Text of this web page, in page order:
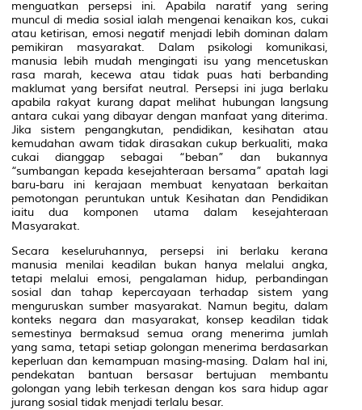
menguatkan persepsi ini. Apabila naratif yang sering
muncul di media sosial ialah mengenai kenaikan kos, cukai
atau ketirisan, emosi negatif menjadi lebih dominan dalam
pemikiran masyarakat. Dalam psikologi komunikasi,
manusia lebih mudah mengingati isu yang mencetuskan
rasa marah, kecewa atau tidak puas hati berbanding
maklumat yang bersifat neutral. Persepsi ini juga berlaku
apabila rakyat kurang dapat melihat hubungan langsung
antara cukai yang dibayar dengan manfaat yang diterima.
Jika sistem pengangkutan, pendidikan, kesihatan atau
kemudahan awam tidak dirasakan cukup berkualiti, maka
cukai dianggap sebagai “beban” dan bukannya
“sumbangan kepada kesejahteraan bersama” apatah lagi
baru-baru ini kerajaan membuat kenyataan berkaitan
pemotongan peruntukan untuk Kesihatan dan Pendidikan
iaitu dua komponen utama dalam kesejahteraan
Masyarakat.
Secara keseluruhannya, persepsi ini berlaku kerana
manusia menilai keadilan bukan hanya melalui angka,
tetapi melalui emosi, pengalaman hidup, perbandingan
sosial dan tahap kepercayaan terhadap sistem yang
menguruskan sumber masyarakat. Namun begitu, dalam
konteks negara dan masyarakat, konsep keadilan tidak
semestinya bermaksud semua orang menerima jumlah
yang sama, tetapi setiap golongan menerima berdasarkan
keperluan dan kemampuan masing-masing. Dalam hal ini,
pendekatan bantuan bersasar bertujuan membantu
golongan yang lebih terkesan dengan kos sara hidup agar
jurang sosial tidak menjadi terlalu besar.